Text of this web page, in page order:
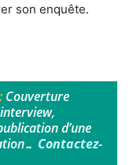
son enquête.
: Couverture
d’une
Contactez-